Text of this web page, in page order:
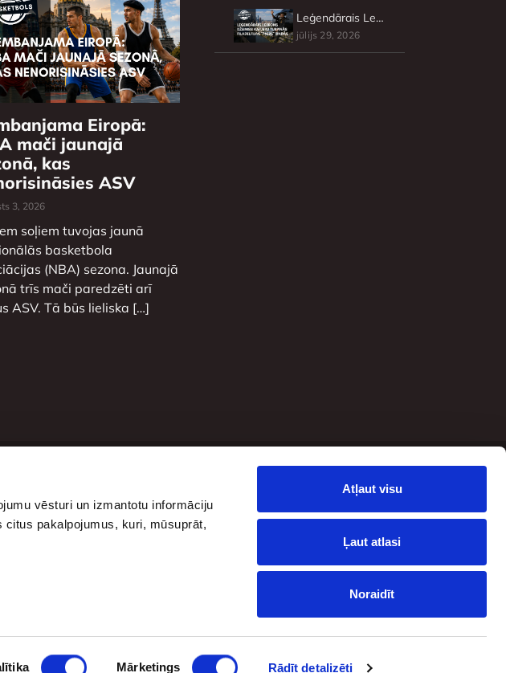
vēsturi un izmantotu informāciju
pakalpojumus, kuri, mūsuprāt,
Mārketings Rādīt detalizēti
Atļaut visu
Ļaut atlasi
Noraidīt
Eiropā:
mači jaunajā
kas
ASV
3, 2026
soļiem tuvojas jaunā
basketbola
(NBA) sezona. Jaunajā
trīs mači paredzēti arī
ASV. Tā būs lieliska […]
Leģendārais Lebrons Džeimss karjeru turpinās Filadelfijas ”76ers” rindās
jūlijs 29, 2026
Katrīnas iela 12,